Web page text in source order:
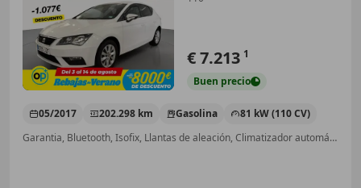
€ 7.213 1
Buen precio
05/2017 202.298 km Gasolina
81 kW (110 CV)
Garantia, Bluetooth, Isofix, Llantas de aleación, Climatizador automático